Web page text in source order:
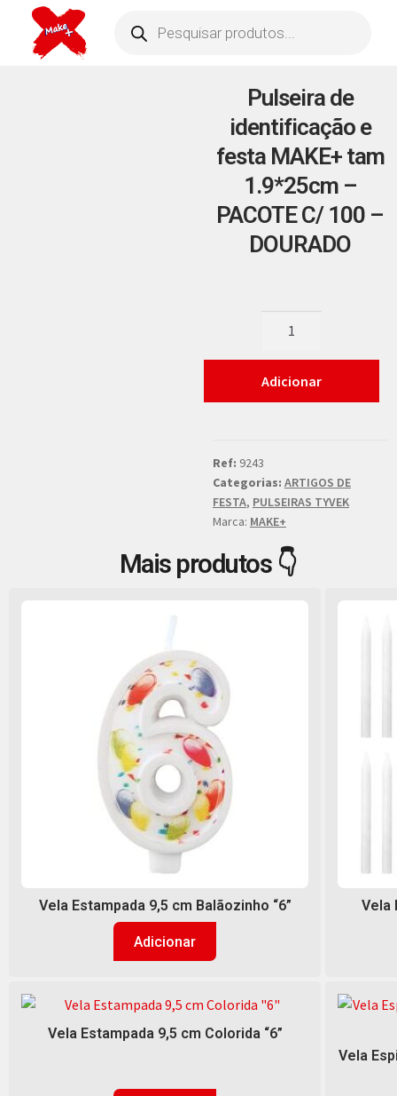
Pulseira de
identificação e
festa MAKE+ tam
1.9*25cm –
PACOTE C/ 100 –
DOURADO
Adicionar
Ref: 9243
Categorias: ARTIGOS DE
FESTA, PULSEIRAS TYVEK
Marca: MAKE+
Vela Estampada 9,5 cm Balãozinho “6”
Adicionar
Vela
Vela Estampada 9,5 cm Colorida “6”
Vela
Mais produtos 👇